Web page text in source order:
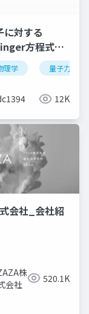
学 量子化学計算
に対する
方程式の
理学 量子力学
12K
jsps
会社_会社紹
株
会社
520.1K